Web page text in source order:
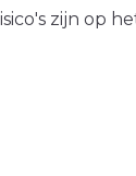
zijn op